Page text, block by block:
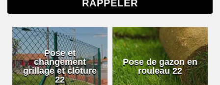
Pose et
changement
grillage et clôture
22
Pose de gazon en
rouleau 22